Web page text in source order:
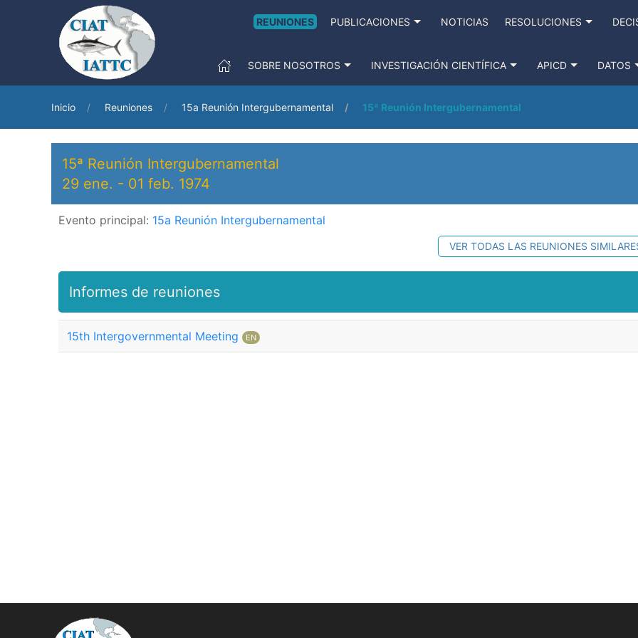
REUNIONES PUBLICACIONES NOTICIAS RESOLUCIONES
SOBRE NOSOTROS INVESTIGACIÓN CIENTÍFICA APICD DATOS
Inicio Reuniones 15a Reunión Intergubernamental 15ª Reunión Intergubernamental
15ª Reunión Intergubernamental
29 ene. - 01 feb. 1974
Evento principal: 15a Reunión Intergubernamental
VER TODAS LAS REUNIONES
Informes de reuniones
15th Intergovernmental Meeting EN